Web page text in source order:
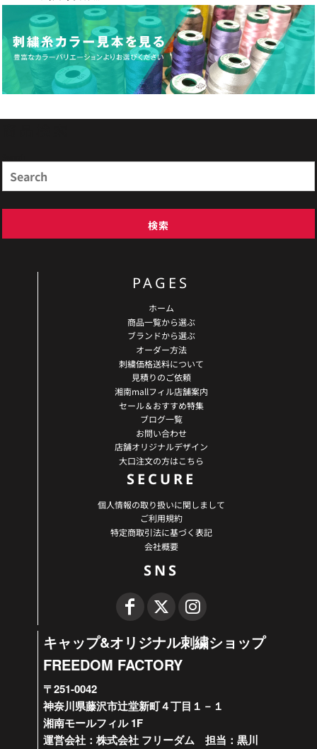
検索
PAGES
ホーム
商品一覧から選ぶ
ブランドから選ぶ
オーダー方法
刺繍価格送料について
見積りのご依頼
湘南mallフィル店舗案内
セール＆おすすめ特集
ブログ一覧
お問い合わせ
店舗オリジナルデザイン
大口注文の方はこちら
SECURE
個人情報の取り扱いに関しまして
ご利用規約
特定商取引法に基づく表記
会社概要
SNS
キャップ&オリジナル刺繍ショップ
FREEDOM FACTORY
〒251-0042
神奈川県藤沢市辻堂新町４丁目１－１
湘南モールフィル 1F
運営会社：株式会社 フリーダム 担当：黒川